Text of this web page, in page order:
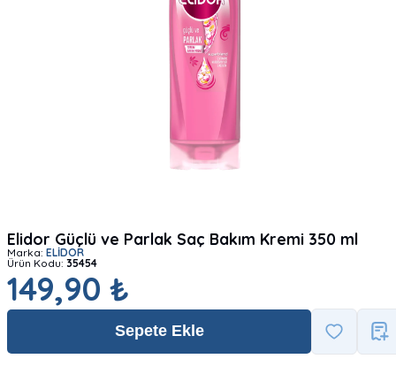
Elidor Güçlü ve Parlak Saç Bakım Kremi 350 ml
Marka: ELİDOR
Ürün Kodu: 35454
149,90 ₺
Sepete Ekle